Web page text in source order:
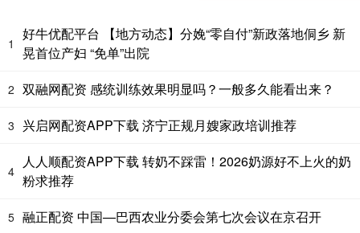
1
好牛优配平台 【地方动态】分娩“零自付”新政落地侗乡 新
晃首位产妇 “免单”出院
2 双融网配资 感统训练效果明显吗？一般多久能看出来？
3 兴启网配资APP下载 济宁正规月嫂家政培训推荐
4
人人顺配资APP下载 转奶不踩雷！2026奶源好不上火的奶
粉求推荐
5 融正配资 中国—巴西农业分委会第七次会议在京召开